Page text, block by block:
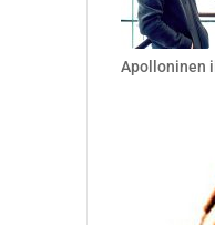
Apolloninen